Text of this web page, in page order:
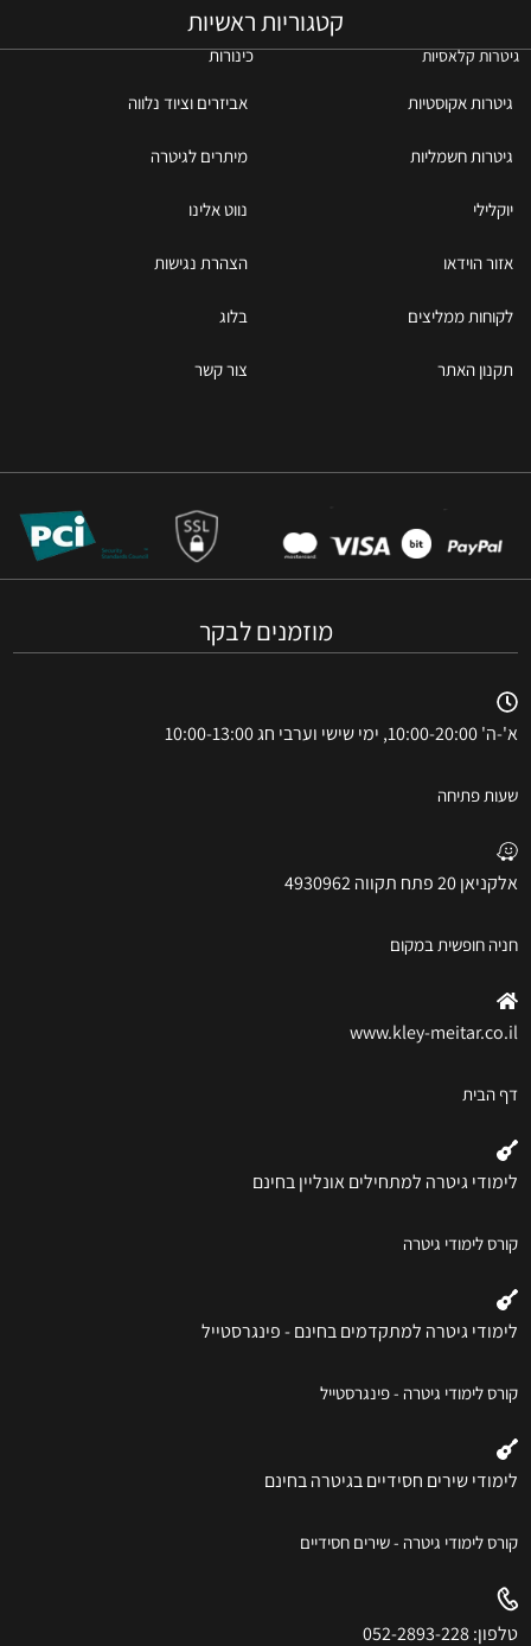
קטגוריות ראשיות
גיטרות קלאסיות כינורות
גיטרות אקוסטיות אביזרים וציוד נלווה
גיטרות חשמליות מיתרים לגיטרה
יוקלילי נווט אלינו
אזור הוידאו הצהרת נגישות
לקוחות ממליצים בלוג
תקנון האתר צור קשר
מוזמנים לבקר
א'-ה' 10:00-20:00, ימי שישי וערבי חג 10:00-13:00
שעות פתיחה
אלקניאן 20 פתח תקווה 4930962
חניה חופשית במקום
www.kley-meitar.co.il
דף הבית
לימודי גיטרה למתחילים אונליין בחינם
קורס לימודי גיטרה
לימודי גיטרה למתקדמים בחינם - פינגרסטייל
קורס לימודי גיטרה - פינגרסטייל
לימודי שירים חסידיים בגיטרה בחינם
קורס לימודי גיטרה - שירים חסידיים
טלפון: 052-2893-228